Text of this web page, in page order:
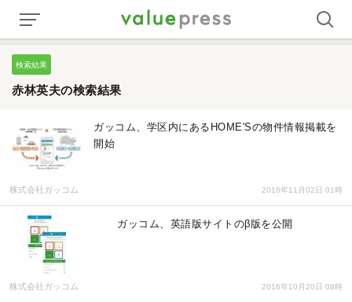
検索結果
赤林英夫の検索結果
ガッコム、学区内にあるHOME'Sの物件情報掲載を
開始
株式会社ガッコム 2016年11月02日 01時
ガッコム、英語版サイトのβ版を公開
株式会社ガッコム 2016年10月20日 08時